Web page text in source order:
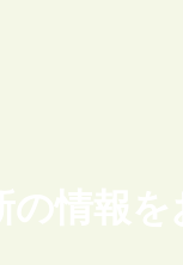
の情報